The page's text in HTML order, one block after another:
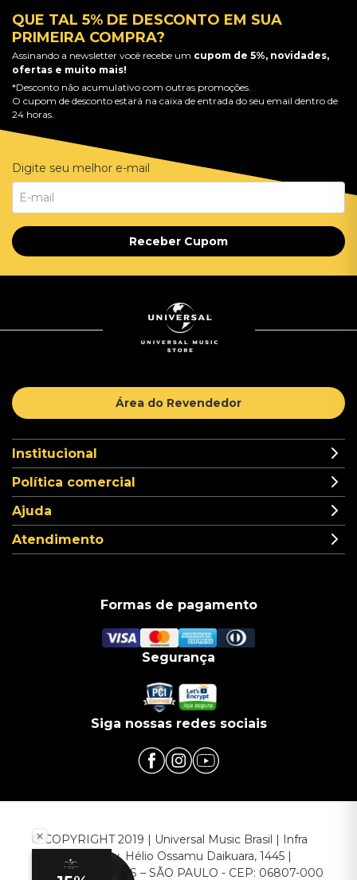
QUE TAL 5% DE DESCONTO EM SUA
PRIMEIRA COMPRA?
Assinando a newsletter você recebe um cupom de 5%, novidades,
ofertas e muito mais!
*Desconto não acumulativo com outras promoções.
O cupom de desconto estará na caixa de entrada do seu email dentro de
24 horas.
Digite seu melhor e-mail
Receber Cupom
Área do Revendedor
Institucional
Política comercial
Ajuda
Atendimento
Formas de pagamento
Segurança
Siga nossas redes sociais
© COPYRIGHT 2019 | Universal Music Brasil | Infra
Commerce - Av. Hélio Ossamu Daikuara, 1445 |
EMBU DAS ARTES – SÃO PAULO - CEP: 06807-000